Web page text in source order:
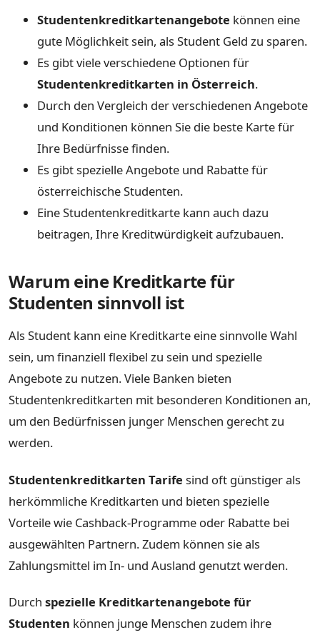
Studentenkreditkartenangebote können eine
gute Möglichkeit sein, als Student Geld zu sparen.
Es gibt viele verschiedene Optionen für
Studentenkreditkarten in Österreich.
Durch den Vergleich der verschiedenen Angebote
und Konditionen können Sie die beste Karte für
Ihre Bedürfnisse finden.
Es gibt spezielle Angebote und Rabatte für
österreichische Studenten.
Eine Studentenkreditkarte kann auch dazu
beitragen, Ihre Kreditwürdigkeit aufzubauen.
Warum eine Kreditkarte für
Studenten sinnvoll ist
Als Student kann eine Kreditkarte eine sinnvolle Wahl
sein, um finanziell flexibel zu sein und spezielle
Angebote zu nutzen. Viele Banken bieten
Studentenkreditkarten mit besonderen Konditionen an,
um den Bedürfnissen junger Menschen gerecht zu
werden.
Studentenkreditkarten Tarife sind oft günstiger als
herkömmliche Kreditkarten und bieten spezielle
Vorteile wie Cashback-Programme oder Rabatte bei
ausgewählten Partnern. Zudem können sie als
Zahlungsmittel im In- und Ausland genutzt werden.
Durch spezielle Kreditkartenangebote für
Studenten können junge Menschen zudem ihre